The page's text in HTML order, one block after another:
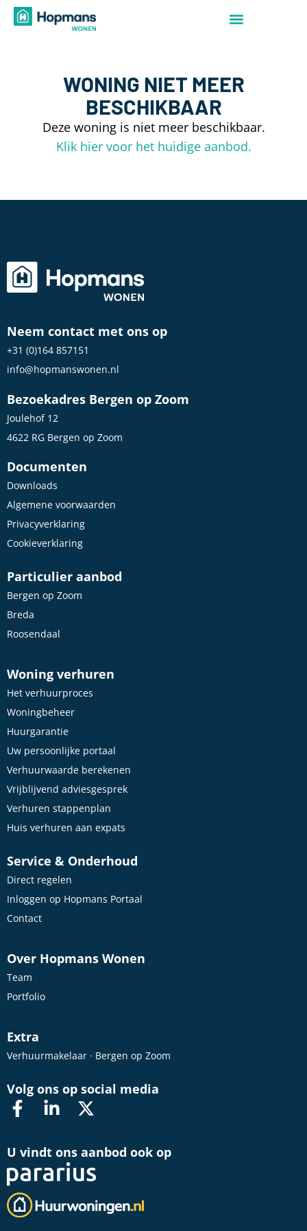
WONING NIET MEER
BESCHIKBAAR
Deze woning is niet meer beschikbaar.
Klik hier voor het huidige aanbod.
Neem contact met ons op
+31 (0)164 857151
info@hopmanswonen.nl
Bezoekadres Bergen op Zoom
Joulehof 12
4622 RG Bergen op Zoom
Documenten
Downloads
Algemene voorwaarden
Privacyverklaring
Cookieverklaring
Particulier aanbod
Bergen op Zoom
Breda
Roosendaal
Woning verhuren
Het verhuurproces
Woningbeheer
Huurgarantie
Uw persoonlijke portaal
Verhuurwaarde berekenen
Vrijblijvend adviesgesprek
Verhuren stappenplan
Huis verhuren aan expats
Service & Onderhoud
Direct regelen
Inloggen op Hopmans Portaal
Contact
Over Hopmans Wonen
Team
Portfolio
Extra
Verhuurmakelaar · Bergen op Zoom
Volg ons op social media
U vindt ons aanbod ook op